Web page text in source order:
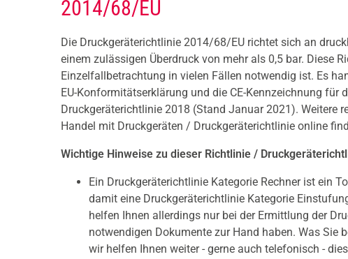
2014/68/EU
Die Druckgeräterichtlinie 2014/68/EU richtet sich an
einem zulässigen Überdruck von mehr als 0,5 bar. Diese
Einzelfallbetrachtung in vielen Fällen notwendig ist. Es
EU-Konformitätserklärung und die CE-Kennzeichnung
Druckgeräterichtlinie 2018 (Stand Januar 2021). Weitere
Handel mit Druckgeräten / Druckgeräterichtlinie online
Wichtige Hinweise zu dieser Richtlinie /
Ein Druckgeräterichtlinie Kategorie Rechner ist ein
damit eine Druckgeräterichtlinie Kategorie
helfen Ihnen allerdings nur bei der Ermittlung der
notwendigen Dokumente zur Hand haben. Was Sie
wir helfen Ihnen weiter - gerne auch telefonisch -